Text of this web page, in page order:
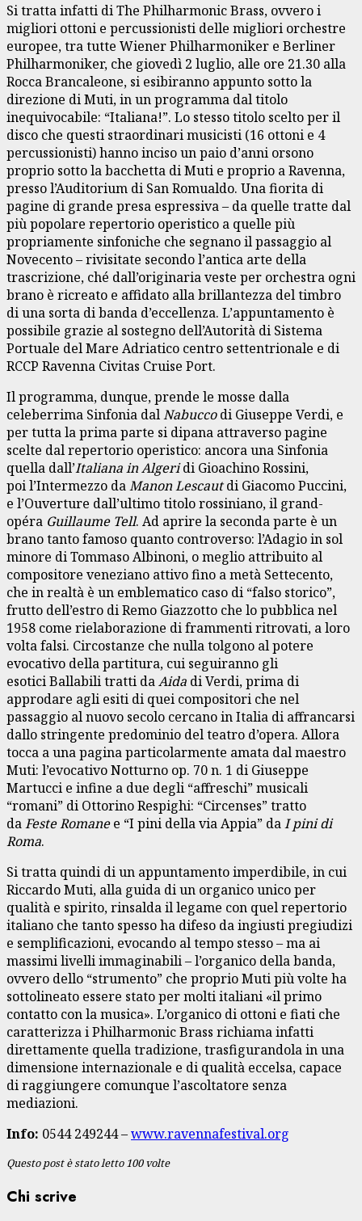
Si tratta infatti di The Philharmonic Brass, ovvero i
migliori ottoni e percussionisti delle migliori orchestre
europee, tra tutte Wiener Philharmoniker e Berliner
Philharmoniker, che giovedì 2 luglio, alle ore 21.30 alla
Rocca Brancaleone, si esibiranno appunto sotto la
direzione di Muti, in un programma dal titolo
inequivocabile: “Italiana!”. Lo stesso titolo scelto per il
disco che questi straordinari musicisti (16 ottoni e 4
percussionisti) hanno inciso un paio d’anni orsono
proprio sotto la bacchetta di Muti e proprio a Ravenna,
presso l’Auditorium di San Romualdo. Una fiorita di
pagine di grande presa espressiva – da quelle tratte dal
più popolare repertorio operistico a quelle più
propriamente sinfoniche che segnano il passaggio al
Novecento – rivisitate secondo l’antica arte della
trascrizione, ché dall’originaria veste per orchestra ogni
brano è ricreato e affidato alla brillantezza del timbro
di una sorta di banda d’eccellenza. L’appuntamento è
possibile grazie al sostegno dell’Autorità di Sistema
Portuale del Mare Adriatico centro settentrionale e di
RCCP Ravenna Civitas Cruise Port.
Il programma, dunque, prende le mosse dalla
celeberrima Sinfonia dalNabuccodi Giuseppe Verdi, e
per tutta la prima parte si dipana attraverso pagine
scelte dal repertorio operistico: ancora una Sinfonia
quella dall’Italiana in Algeridi Gioachino Rossini,
poi l’Intermezzo daManon Lescautdi Giacomo Puccini,
e l’Ouverture dall’ultimo titolo rossiniano, il grand-
opéra Guillaume Tell. Ad aprire la seconda parte è un
brano tanto famoso quanto controverso: l’Adagio in sol
minore di Tommaso Albinoni, o meglio attribuito al
compositore veneziano attivo fino a metà Settecento,
che in realtà è un emblematico caso di “falso storico”,
frutto dell’estro di Remo Giazzotto che lo pubblica nel
1958 come rielaborazione di frammenti ritrovati, a loro
volta falsi. Circostanze che nulla tolgono al potere
evocativo della partitura, cui seguiranno gli
esotici Ballabili tratti daAida di Verdi, prima di
approdare agli esiti di quei compositori che nel
passaggio al nuovo secolo cercano in Italia di affrancarsi
dallo stringente predominio del teatro d’opera. Allora
tocca a una pagina particolarmente amata dal maestro
Muti: l’evocativo Notturno op. 70 n. 1 di Giuseppe
Martucci e infine a due degli “affreschi” musicali
“romani” di Ottorino Respighi: “Circenses” tratto
daFeste Romanee “I pini della via Appia” daI pini di
Roma.
Si tratta quindi di un appuntamento imperdibile, in cui
Riccardo Muti, alla guida di un organico unico per
qualità e spirito, rinsalda il legame con quel repertorio
italiano che tanto spesso ha difeso da ingiusti pregiudizi
e semplificazioni, evocando al tempo stesso – ma ai
massimi livelli immaginabili – l’organico della banda,
ovvero dello “strumento” che proprio Muti più volte ha
sottolineato essere stato per molti italiani «il primo
contatto con la musica». L’organico di ottoni e fiati che
caratterizza i Philharmonic Brass richiama infatti
direttamente quella tradizione, trasfigurandola in una
dimensione internazionale e di qualità eccelsa, capace
di raggiungere comunque l’ascoltatore senza
mediazioni.
Info: 0544 249244 –www.ravennafestival.org
Questo post è stato letto 100 volte
Chi scrive